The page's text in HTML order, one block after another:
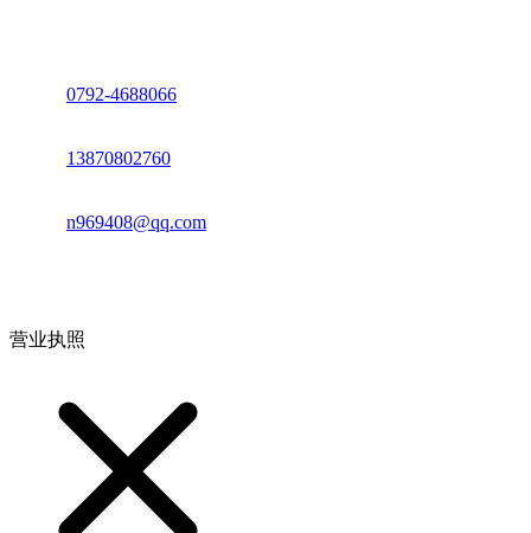
0792-4688066
13870802760
n969408@qq.com
营业执照